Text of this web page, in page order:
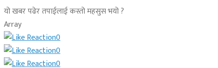
यो खबर पढेर तपाईलाई कस्तो महसुस भयो ?
Array
0
0
0